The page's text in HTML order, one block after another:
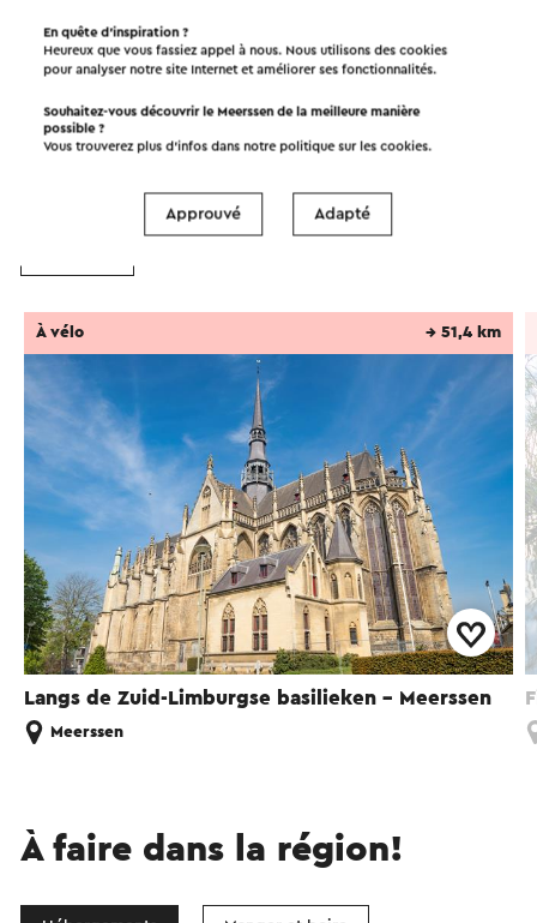
Ce texte a été traduit automatiquement à l'aide d'un service
de traduction en ligne.
Itinéraires dans les environs
VTT Cavalier Promenades
Langs de Zuid-Limburgse basilieken - Meerssen
À vélo → 51,4 km
Meerssen
À faire dans la région!
En quête d’inspiration ?
Heureux que vous fassiez appel à nous. Nous utilisons des cookies
pour analyser notre site Internet et améliorer ses fonctionnalités.
Souhaitez-vous découvrir le Meerssen de la meilleure manière
possible ?
Vous trouverez plus d’infos dans notre politique sur lescookies.
Approuvé Adapté